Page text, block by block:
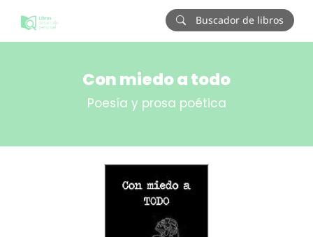
Buscador de libros
Con miedo a todo
Poesía y prosa poética